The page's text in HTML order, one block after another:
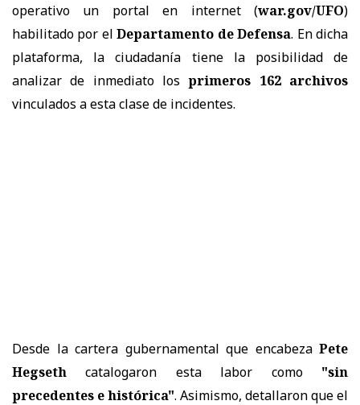
operativo un portal en internet (war.gov/UFO)
habilitado por elDepartamento de Defensa. En dicha
plataforma, la ciudadanía tiene la posibilidad de
analizar de inmediato losprimeros 162 archivos
vinculados a esta clase de incidentes.
Desde la cartera gubernamental que encabeza Pete
Hegseth catalogaron esta labor como "sin
precedentes e histórica". Asimismo, detallaron que el